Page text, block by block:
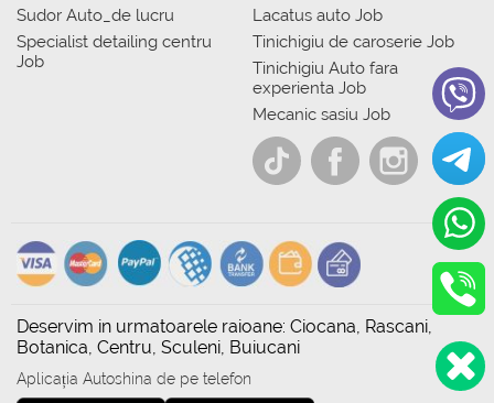
Sudor Auto_de lucru
Specialist detailing centru
Job
Lacatus auto Job
Tinichigiu de caroserie Job
Tinichigiu Auto fara
experienta Job
Mecanic sasiu Job
Deservim in urmatoarele raioane: Ciocana, Rascani,
Botanica, Centru, Sculeni, Buiucani
Aplicația Autoshina de pe telefon